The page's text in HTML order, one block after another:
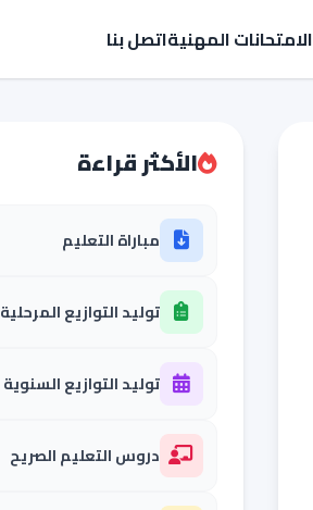
الامتحانات المهنيةاتصل بنا
الأكثر قراءة
مباراة التعليم
توليد التوازيع المرحلية
توليد التوازيع السنوية
دروس التعليم الصريح